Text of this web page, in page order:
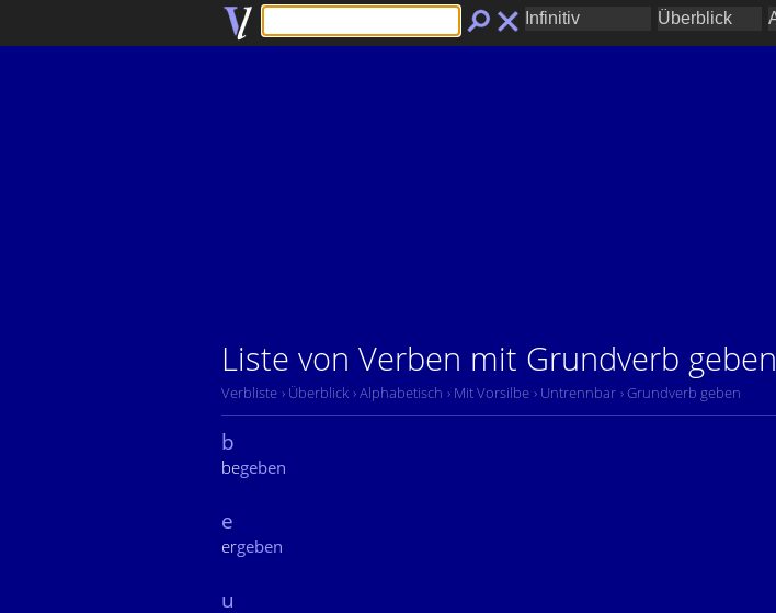
Liste von Verben mit Grundverb geben
Verbliste › Überblick › Alphabetisch › Mit Vorsilbe › Untrennbar › Grundverb geben
b
begeben
e
ergeben
u